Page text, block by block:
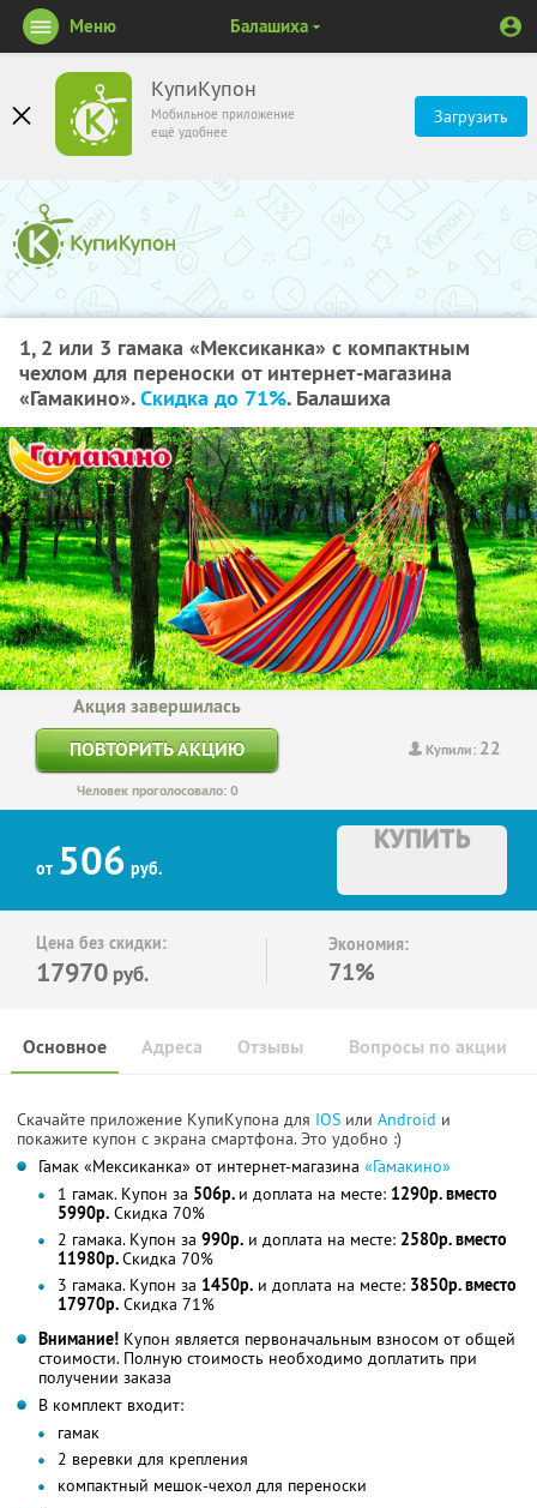
КупиКупон
Мобильное приложение
ещё удобнее
Загрузить
Меню Балашиха
1, 2 или 3 гамака «Мексиканка» с компактным
чехлом для переноски от интернет-магазина
«Гамакино».Скидка до 71%. Балашиха
Купили: 22
Акция завершилась
ПОВТОРИТЬ АКЦИЮ
Человек проголосовало: 0
от 506 руб.
КУПИТЬ
Цена без скидки:
17970 руб.
Экономия:
71%
Основное Отзывы Вопросы по акции
Адреса
Скачайте приложение КупиКупона для IOS или Android и
покажите купон с экрана смартфона. Это удобно :)
Гамак «Мексиканка» от интернет-магазина «Гамакино»
1 гамак. Купон за 506р. и доплата на месте: 1290р. вместо
5990р. Скидка 70%
2 гамака. Купон за 990р. и доплата на месте: 2580р. вместо
11980р.Скидка 70%
3 гамака. Купон за 1450р. и доплата на месте: 3850р. вместо
17970р. Скидка 71%
Внимание! Купон является первоначальным взносом от общей
стоимости. Полную стоимость необходимо доплатить при
получении заказа
В комплект входит:
гамак
2 веревки для крепления
компактный мешок-чехол для переноски